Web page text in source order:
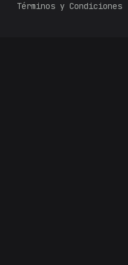
Términos y Condiciones